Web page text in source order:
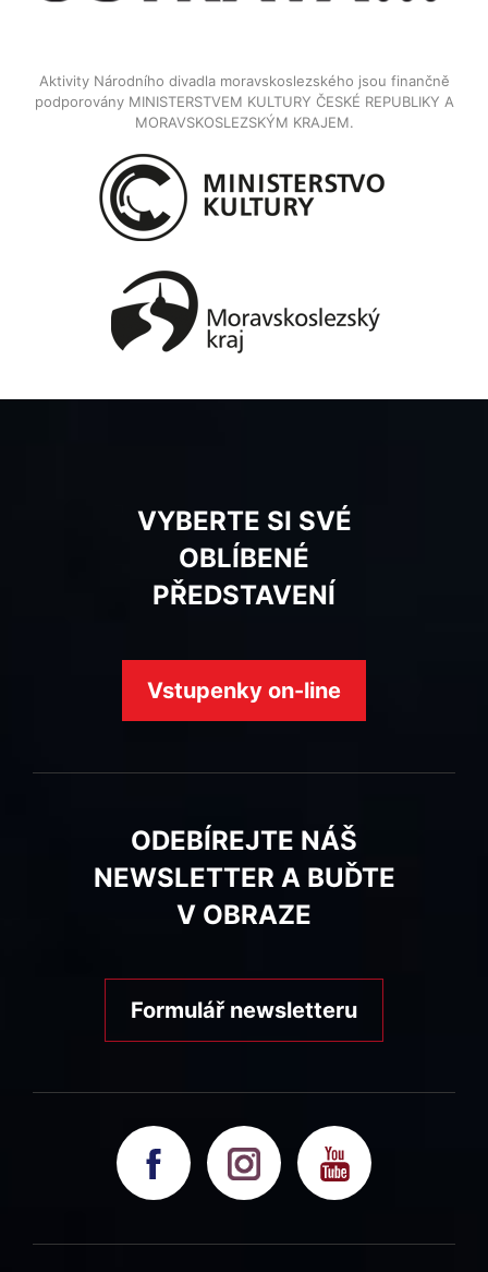
Aktivity Národního divadla moravskoslezského jsou finančně
podporovány MINISTERSTVEM KULTURY ČESKÉ REPUBLIKY A
MORAVSKOSLEZSKÝM KRAJEM.
VYBERTE SI SVÉ
OBLÍBENÉ
PŘEDSTAVENÍ
Vstupenky on-line
ODEBÍREJTE NÁŠ
NEWSLETTER A BUĎTE
V OBRAZE
Formulář newsletteru